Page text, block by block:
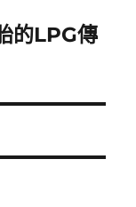
的LPG傳